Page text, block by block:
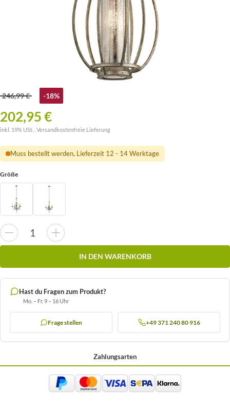
246,99 € -18%
202,95 €
inkl. 19% USt. , Versandkostenfreie Lieferung
Muss bestellt werden, Lieferzeit 12 - 14 Werktage
Größe
IN DEN WARENKORB
Hast du Fragen zum Produkt?
Mo. – Fr. 9 – 16 Uhr
Frage stellen +49 371 240 80 916
Zahlungsarten